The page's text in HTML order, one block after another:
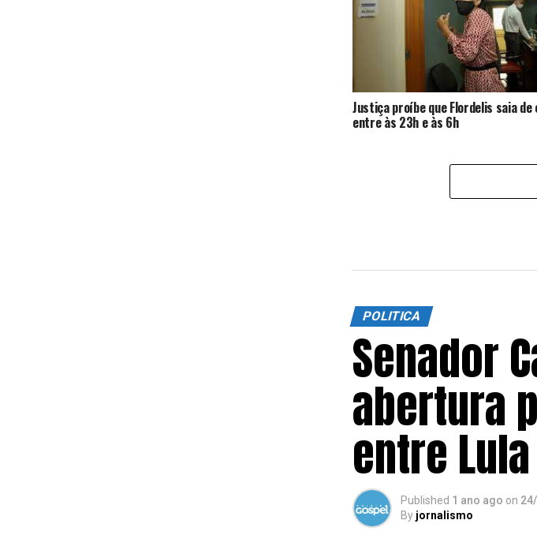
Justiça proíbe que Flordelis saia de
entre às 23h e às 6h
POLITICA
Senador
abertura
entre
Published 1 ano ago on
By jornalismo